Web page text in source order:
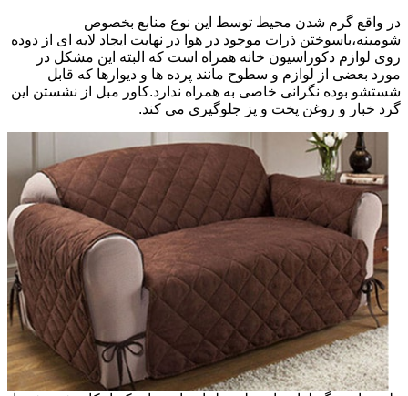
در واقع گرم شدن محیط توسط این نوع منابع بخصوص
شومینه،باسوختن ذرات موجود در هوا در نهایت ایجاد لایه ای از دوده
روی لوازم دکوراسیون خانه همراه است که البته این مشکل در
مورد بعضی از لوازم و سطوح مانند پرده ها و دیوارها که قابل
شستشو بوده نگرانی خاصی به همراه ندارد.کاور مبل از نشستن این
گرد خبار و روغن پخت و پز جلوگیری می کند.